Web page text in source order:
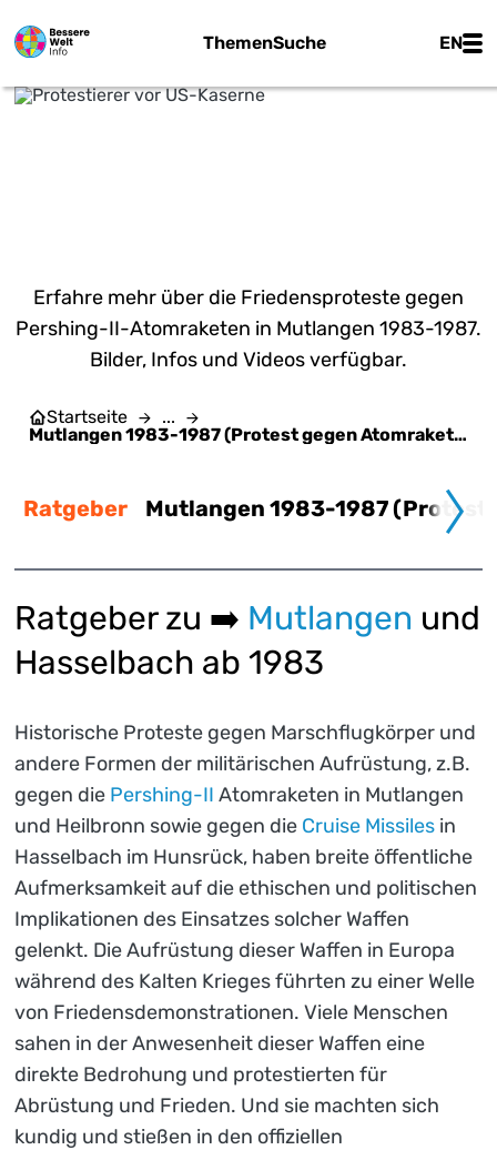
ThemenSuche EN
Erfahre mehr über die Friedensproteste gegen
Pershing-II-Atomraketen in Mutlangen 1983-1987.
Bilder, Infos und Videos verfügbar.
Startseite
...
Mutlangen 1983-1987 (Protest gegen Atomraketen)
Ratgeber Mutlangen 1983-1987 (Protest
Ratgeber zu ➡️ Mutlangen und
Hasselbach ab 1983
Historische Proteste gegen Marschflugkörper und
andere Formen der militärischen Aufrüstung, z.B.
gegen die Pershing-II Atomraketen in Mutlangen
und Heilbronn sowie gegen die Cruise Missiles in
Hasselbach im Hunsrück, haben breite öffentliche
Aufmerksamkeit auf die ethischen und politischen
Implikationen des Einsatzes solcher Waffen
gelenkt. Die Aufrüstung dieser Waffen in Europa
während des Kalten Krieges führten zu einer Welle
von Friedensdemonstrationen. Viele Menschen
sahen in der Anwesenheit dieser Waffen eine
direkte Bedrohung und protestierten für
Abrüstung und Frieden. Und sie machten sich
kundig und stießen in den offiziellen